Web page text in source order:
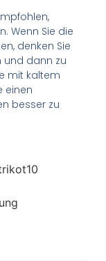
Wenn Sie die
denken Sie
und dann zu
mit kaltem
einen
besser zu